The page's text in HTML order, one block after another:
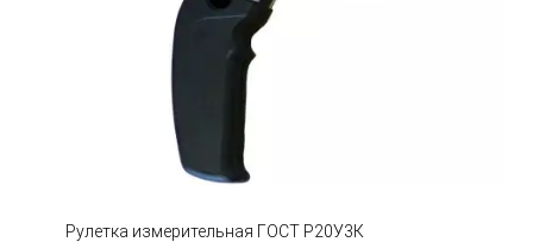
Рулетка измерительная ГОСТ Р20У3К